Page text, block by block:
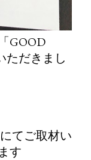
GOOD
ただきまし
てご取材い
す